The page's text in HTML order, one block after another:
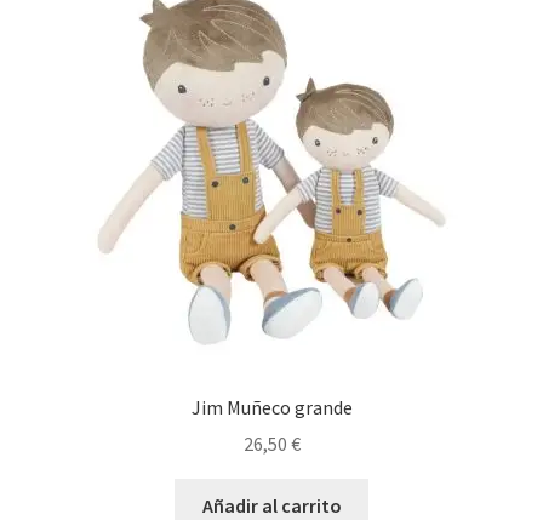
Jim Muñeco grande
26,50 €
Añadir al carrito